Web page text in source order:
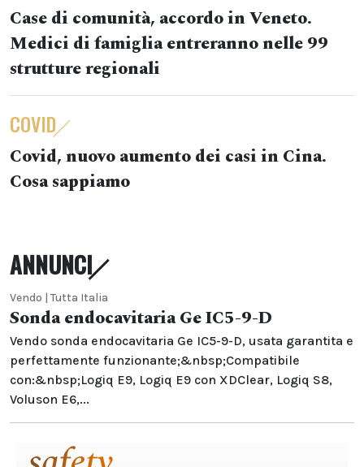
Case di comunità, accordo in Veneto.
Medici di famiglia entreranno nelle 99
strutture regionali
COVID
Covid, nuovo aumento dei casi in Cina.
Cosa sappiamo
ANNUNCI
Vendo | Tutta Italia
Sonda endocavitaria Ge IC5-9-D
Vendo sonda endocavitaria Ge IC5-9-D, usata garantita e
perfettamente funzionante;&nbsp;Compatibile
con:&nbsp;Logiq E9, Logiq E9 con XDClear, Logiq S8,
Voluson E6,...